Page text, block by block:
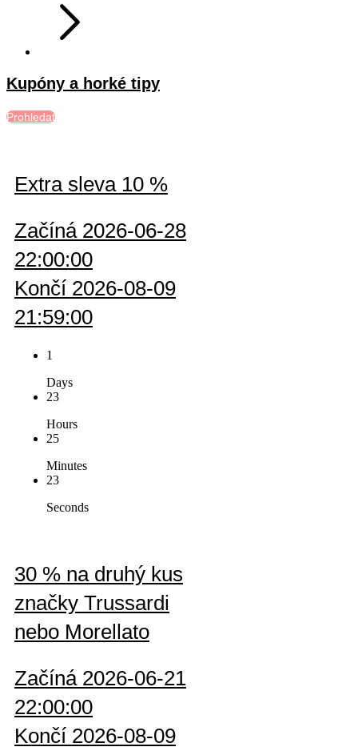
Kupóny a horké tipy
Prohledat
Extra sleva 10 %
Začíná 2026-06-28
22:00:00
Končí 2026-08-09
21:59:00
1
Days
23
Hours
25
Minutes
23
Seconds
30 % na druhý kus
značky Trussardi
nebo Morellato
Začíná 2026-06-21
22:00:00
Končí 2026-08-09